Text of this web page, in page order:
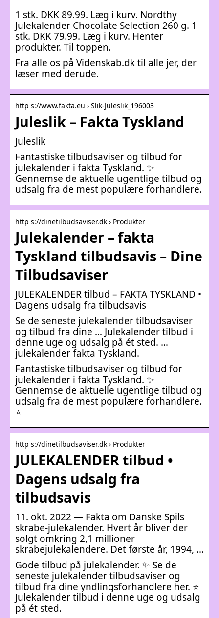
1 stk. DKK 89.99. Læg i kurv. Nordthy
Julekalender Chocolate Selection 260 g. 1
stk. DKK 79.99. Læg i kurv. Henter
produkter. Til toppen.
Fra alle os på Videnskab.dk til alle jer, der
læser med derude.
http s://www.fakta.eu › Slik-Juleslik_196003
Juleslik – Fakta Tyskland
Juleslik
Fantastiske tilbudsaviser og tilbud for
julekalender i fakta Tyskland. ✨
Gennemse de aktuelle ugentlige tilbud og
udsalg fra de mest populære forhandlere.
http s://dinetilbudsaviser.dk › Produkter
Julekalender – fakta
Tyskland tilbudsavis – Dine
Tilbudsaviser
JULEKALENDER tilbud – FAKTA TYSKLAND •
Dagens udsalg fra tilbudsavis
Se de seneste julekalender tilbudsaviser
og tilbud fra dine … Julekalender tilbud i
denne uge og udsalg på ét sted. …
julekalender fakta Tyskland.
Fantastiske tilbudsaviser og tilbud for
julekalender i fakta Tyskland. ✨
Gennemse de aktuelle ugentlige tilbud og
udsalg fra de mest populære forhandlere.
⭐
http s://dinetilbudsaviser.dk › Produkter
JULEKALENDER tilbud •
Dagens udsalg fra
tilbudsavis
11. okt. 2022 — Fakta om Danske Spils
skrabe-julekalender. Hvert år bliver der
solgt omkring 2,1 millioner
skrabejulekalendere. Det første år, 1994, …
Gode tilbud på julekalender. ✨ Se de
seneste julekalender tilbudsaviser og
tilbud fra dine yndlingsforhandlere her. ⭐
Julekalender tilbud i denne uge og udsalg
på ét sted.